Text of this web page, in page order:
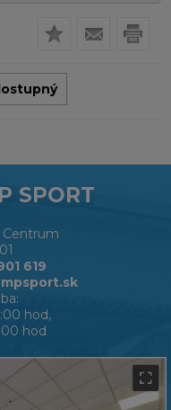
SPORT
Centrum
619
hod,
hod